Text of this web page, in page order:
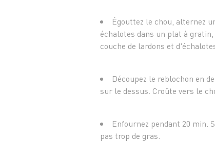
Égouttez le chou, alternez
échalotes dans un plat à
couche de lardons et
Découpez le reblochon en
sur le dessus. Croûte vers le
Enfournez pendant 20 min.
pas trop de gras.